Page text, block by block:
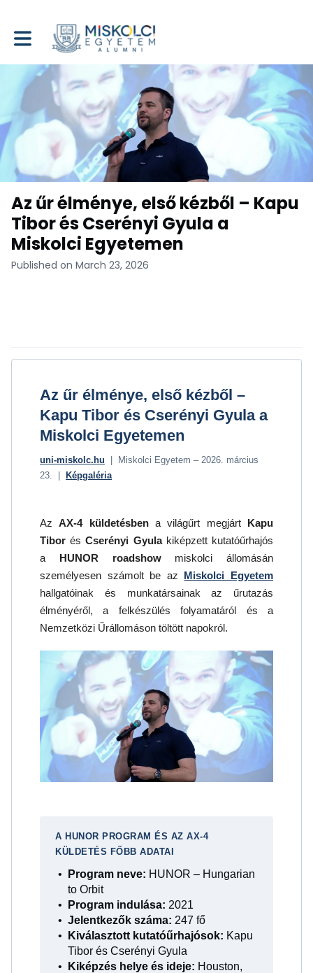
Toggle main navigation
Az űr élménye, első kézből – Kapu
Tibor és Cserényi Gyula a
Miskolci Egyetemen
Published on March 23, 2026
Az űr élménye, első kézből –
Kapu Tibor és Cserényi Gyula a
Miskolci Egyetemen
uni-miskolc.hu | Miskolci Egyetem – 2026. március
23. |
Képgaléria
AzAX-4 küldetésbena világűrt megjárt Kapu
Tibor ésCserényi Gyulakiképzett kutatóűrhajós
a HUNOR roadshowmiskolci állomásán
személyesen számolt be az Miskolci Egyetem
hallgatóinak és munkatársainak az űrutazás
élményéről, a felkészülés folyamatáról és a
Nemzetközi Űrállomáson töltött napokról.
A HUNOR PROGRAM ÉS AZ AX-4
KÜLDETÉS FŐBB ADATAI
Program neve: HUNOR – Hungarian
to Orbit
Program indulása: 2021
Jelentkezők száma: 247 fő
Kiválasztott kutatóűrhajósok: Kapu
Tibor és Cserényi Gyula
Kiképzés helye és ideje: Houston,